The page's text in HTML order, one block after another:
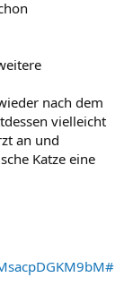
nach dem
vielleicht
an und
Katze eine